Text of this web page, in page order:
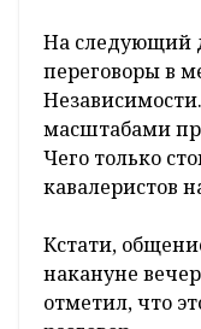
На следующий
переговоры в
масштабами
Чего только
кавалеристов
Кстати,
накануне
отметил, что